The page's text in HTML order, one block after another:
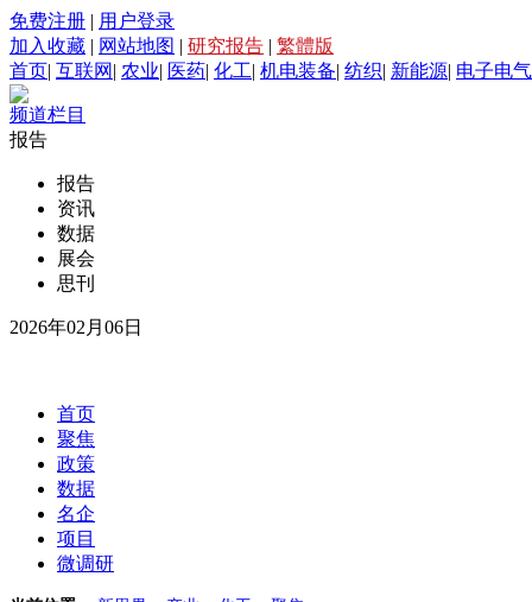
免费注册 | 用户登录
加入收藏 | 网站地图 | 研究报告 | 繁體版
首页| 互联网 | 农业| 医药| 化工| 机电装备| 纺织| 新能源| 电子电气
频道栏目
报告
报告
资讯
数据
展会
思刊
2026年02月06日
首页
聚焦
政策
数据
名企
项目
微调研